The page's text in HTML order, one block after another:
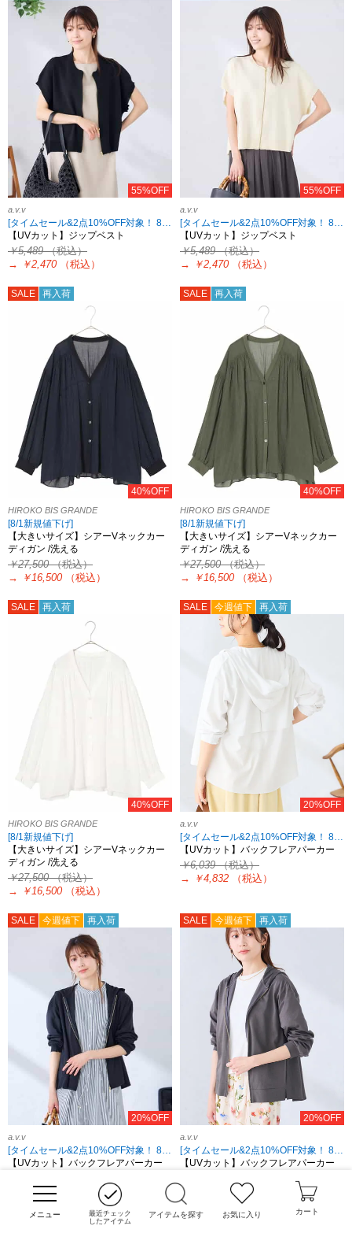
最近チェック
したアイテム
アイテムを探す お気に入り カート
55%OFF
a.v.v
[タイムセール&2点10%OFF対象！ 8/18 8:59まで]
【UVカット】ジップベスト
￥5,489（税込）
→
￥2,470 （税込）
55%OFF
a.v.v
[タイムセール&2点10%OFF対象！ 8/18 8:59まで]
【UVカット】ジップベスト
￥5,489（税込）
→
￥2,470 （税込）
SALE 再入荷
40%OFF
HIROKO BIS GRANDE
[8/1新規値下げ]
【大きいサイズ】シアーVネックカー
ディガン /洗える
￥27,500（税込）
→
￥16,500 （税込）
SALE 再入荷
40%OFF
HIROKO BIS GRANDE
[8/1新規値下げ]
【大きいサイズ】シアーVネックカー
ディガン /洗える
￥27,500（税込）
→
￥16,500 （税込）
SALE 再入荷
40%OFF
HIROKO BIS GRANDE
[8/1新規値下げ]
【大きいサイズ】シアーVネックカー
ディガン /洗える
￥27,500（税込）
→
￥16,500 （税込）
SALE 今週値下 再入荷
20%OFF
a.v.v
[タイムセール&2点10%OFF対象！ 8/18 8:59まで]
【UVカット】バックフレアパーカー
￥6,039（税込）
→
￥4,832 （税込）
SALE 今週値下 再入荷
20%OFF
a.v.v
【UVカット】バックフレアパーカー
￥4,832 （税込）
SALE 今週値下 再入荷
20%OFF
a.v.v
【UVカット】バックフレアパーカー
→
￥4,832（税込）
SALE 今週値下 再入荷 SALE 今週値下